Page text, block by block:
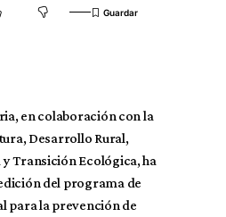
en colaboración con la
Desarrollo Rural,
Transición Ecológica, ha
del programa de
para la prevención de